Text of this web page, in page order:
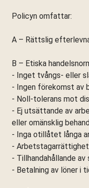
Policyn omfattar:
A – Rättslig
B – Etiska
- Inget tvångs- eller
- Ingen förekomst av
- Noll-tolerans mot
- Ej utsättande av
eller omänsklig
- Inga otillåtet långa
-
- Tillhandahållande
- Betalning av löner i